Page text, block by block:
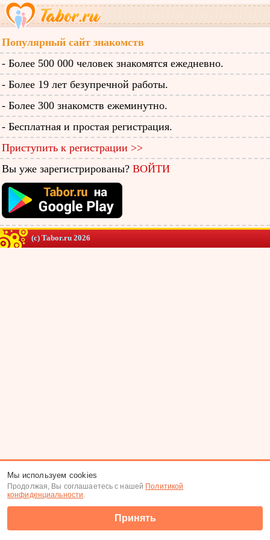
Популярный сайт знакомств
- Более 500 000 человек знакомятся ежедневно.
- Более 19 лет безупречной работы.
- Более 300 знакомств ежеминутно.
- Бесплатная и простая регистрация.
Приступить к регистрации >>
Вы уже зарегистрированы? ВОЙТИ
(c) Tabor.ru 2026
Мы используем cookies
Продолжая, Вы соглашаетесь с нашей Политикой
конфиденциальности.
Принять